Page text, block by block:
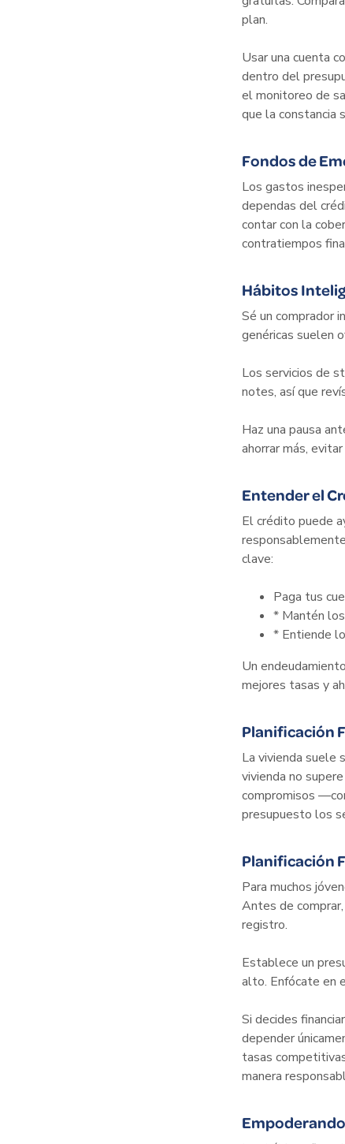
plan.
Usar una cuenta
dentro del
el monitoreo de
que la constancia
Fondos de
Los gastos
dependas del
contar con la
contratiempos
Hábitos
Sé un comprador
genéricas suelen
Los servicios de
notes, así que
Haz una pausa
ahorrar más,
Entender el
El crédito puede
clave:
Paga tus
* Mantén
* Entiende
Un
mejores tasas y
Planificación
La vivienda suele
vivienda no
compromisos
presupuesto los
Planificación
Para muchos
Antes de
registro.
Establece un
alto. Enfócate en
Si decides
depender
tasas
manera